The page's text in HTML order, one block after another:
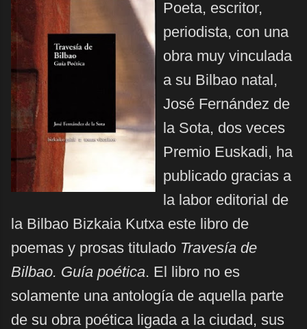
Poeta, escritor,
periodista, con una
obra muy vinculada
a su Bilbao natal,
José Fernández de
la Sota, dos veces
Premio Euskadi, ha
publicado gracias a
la labor editorial de
la Bilbao Bizkaia Kutxa este libro de
poemas y prosas titulado Travesía de
Bilbao. Guía poética. El libro no es
solamente una antología de aquella parte
de su obra poética ligada a la ciudad, sus